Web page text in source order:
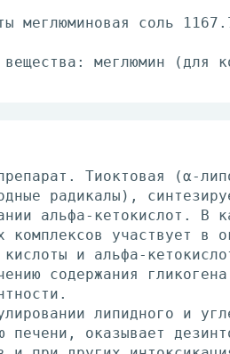
меглюминовая соль
вещества: меглюмин
Тиоктовая (α-
радикалы),
альфа-кетокислот. В
комплексов участвует в
кислоты и альфа-
содержания
липидного и
печени, оказывает